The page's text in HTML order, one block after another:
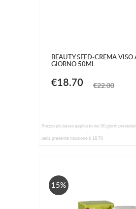
BEAUTY SEED-CREMA VISO
GIORNO 50ML
€18.70 €22.00
Prezzo più basso applicato nei 30 giorni
della presente riduzione € 18.70
15%